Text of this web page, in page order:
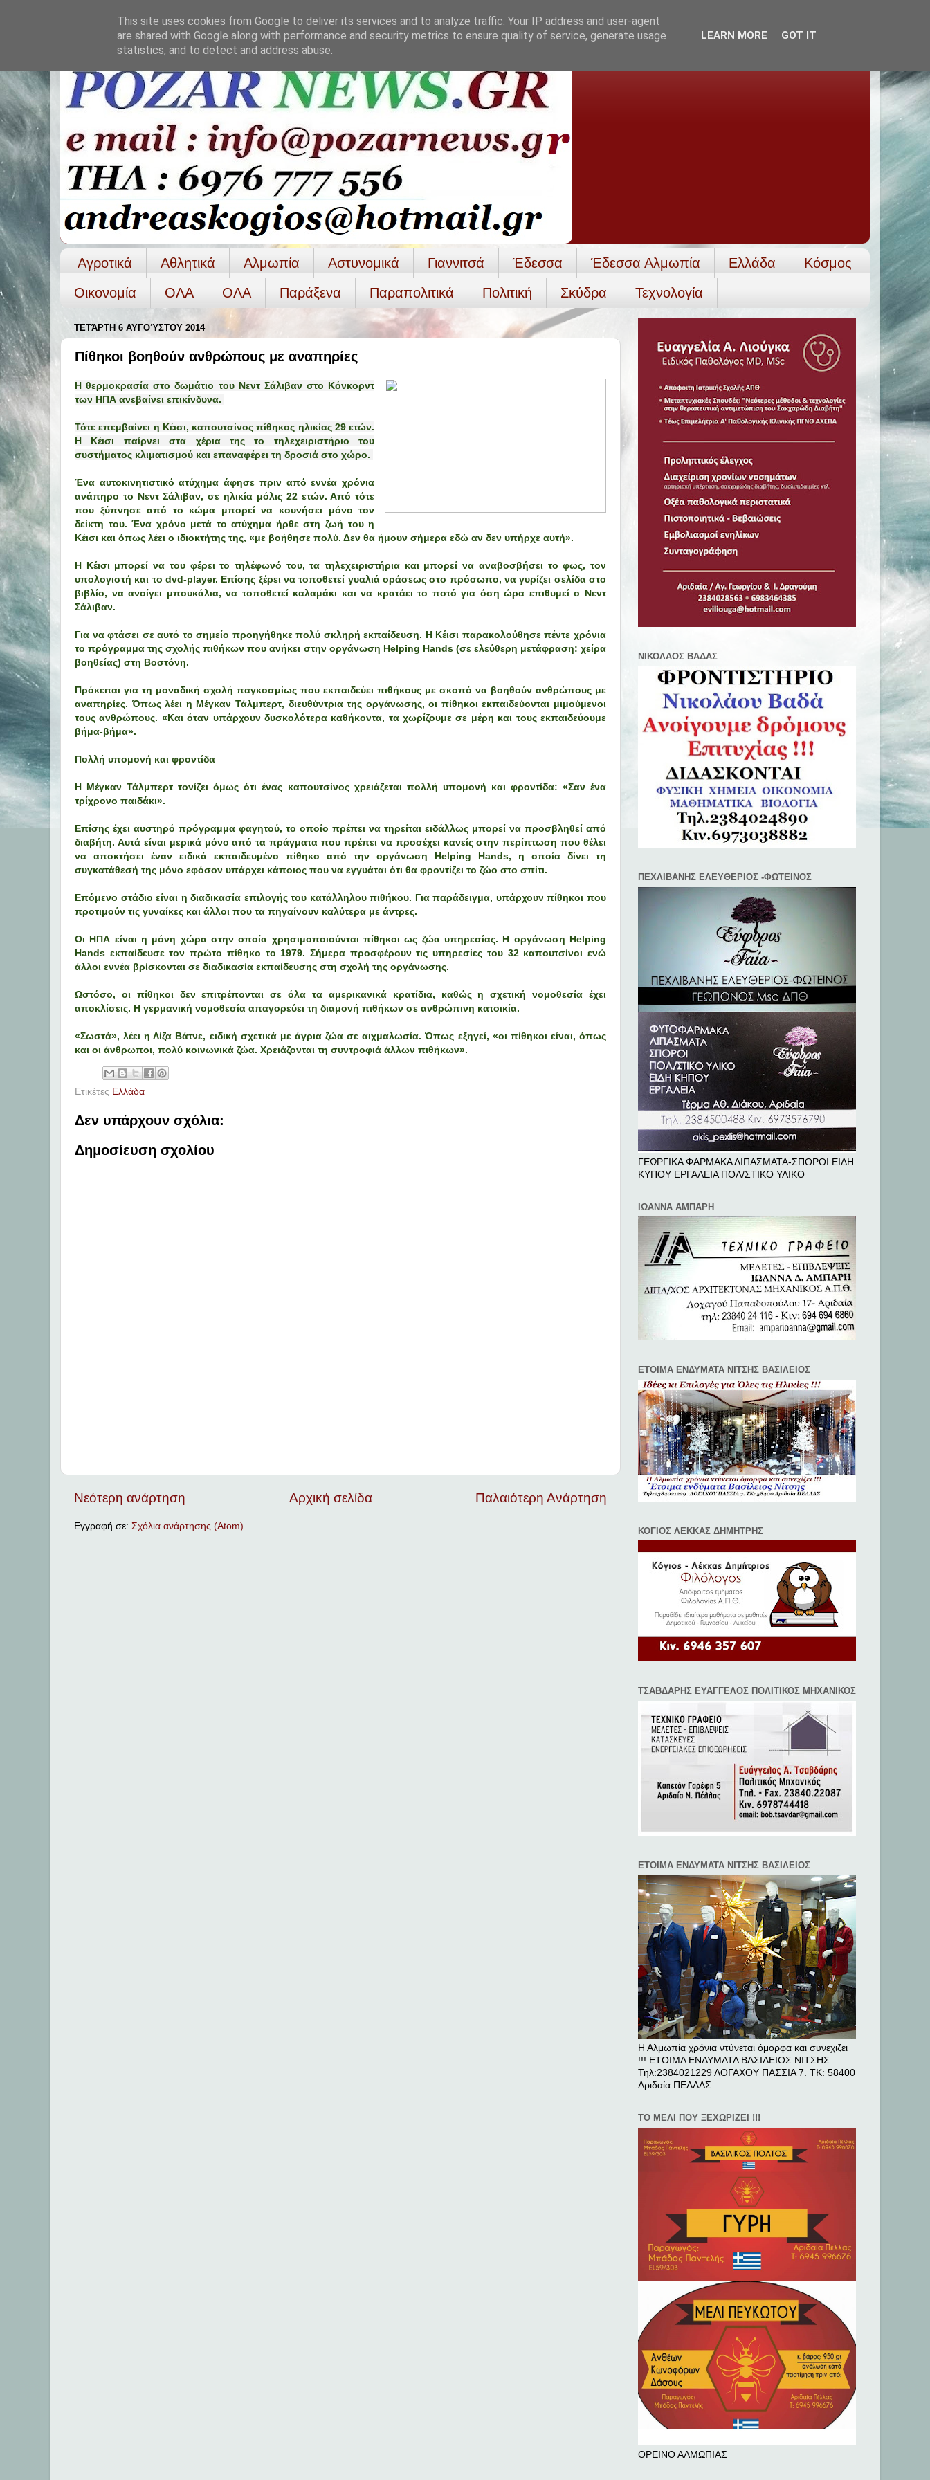
Αγροτικά Αθλητικά Αλμωπία Αστυνομικά Γιαννιτσά Έδεσσα Έδεσσα Αλμωπία Ελλάδα
Κόσμος
Οικονομία
ΟΛΑ ΟΛA Παράξενα Παραπολιτικά Πολιτική Σκύδρα Τεχνολογία
ΤΕΤΆΡΤΗ 6 ΑΥΓΟΎΣΤΟΥ 2014
Πίθηκοι βοηθούν ανθρώπους με αναπηρίες
Η θερμοκρασία στο δωμάτιο του Νεντ Σάλιβαν στο Κόνκορντ
των ΗΠΑ ανεβαίνει επικίνδυνα.
Τότε επεμβαίνει η Κέισι, καπουτσίνος πίθηκος ηλικίας 29 ετών.
Η Κέισι παίρνει στα χέρια της το τηλεχειριστήριο του
συστήματος κλιματισμού και επαναφέρει τη δροσιά στο χώρο.
Ένα αυτοκινητιστικό ατύχημα άφησε πριν από εννέα χρόνια
ανάπηρο το Νεντ Σάλιβαν, σε ηλικία μόλις 22 ετών. Από τότε
που ξύπνησε από το κώμα μπορεί να κουνήσει μόνο τον
δείκτη του. Ένα χρόνο μετά το ατύχημα ήρθε στη ζωή του η
Κέισι και όπως λέει ο ιδιοκτήτης της, «με βοήθησε πολύ. Δεν θα ήμουν σήμερα εδώ αν δεν υπήρχε αυτή».
Η Κέισι μπορεί να του φέρει το τηλέφωνό του, τα τηλεχειριστήρια και μπορεί να αναβοσβήσει το φως, τον
υπολογιστή και το dvd-player. Επίσης ξέρει να τοποθετεί γυαλιά οράσεως στο πρόσωπο, να γυρίζει σελίδα στο
βιβλίο, να ανοίγει μπουκάλια, να τοποθετεί καλαμάκι και να κρατάει το ποτό για όση ώρα επιθυμεί ο Νεντ
Σάλιβαν.
Για να φτάσει σε αυτό το σημείο προηγήθηκε πολύ σκληρή εκπαίδευση. Η Κέισι παρακολούθησε πέντε χρόνια
το πρόγραμμα της σχολής πιθήκων που ανήκει στην οργάνωση Helping Hands (σε ελεύθερη μετάφραση: χείρα
βοηθείας) στη Βοστόνη.
Πρόκειται για τη μοναδική σχολή παγκοσμίως που εκπαιδεύει πιθήκους με σκοπό να βοηθούν ανθρώπους με
αναπηρίες. Όπως λέει η Μέγκαν Τάλμπερτ, διευθύντρια της οργάνωσης, οι πίθηκοι εκπαιδεύονται μιμούμενοι
τους ανθρώπους. «Και όταν υπάρχουν δυσκολότερα καθήκοντα, τα χωρίζουμε σε μέρη και τους εκπαιδεύουμε
βήμα-βήμα».
Πολλή υπομονή και φροντίδα
Η Μέγκαν Τάλμπερτ τονίζει όμως ότι ένας καπουτσίνος χρειάζεται πολλή υπομονή και φροντίδα: «Σαν ένα
τρίχρονο παιδάκι».
Επίσης έχει αυστηρό πρόγραμμα φαγητού, το οποίο πρέπει να τηρείται ειδάλλως μπορεί να προσβληθεί από
διαβήτη. Αυτά είναι μερικά μόνο από τα πράγματα που πρέπει να προσέχει κανείς στην περίπτωση που θέλει
να αποκτήσει έναν ειδικά εκπαιδευμένο πίθηκο από την οργάνωση Helping Hands, η οποία δίνει τη
συγκατάθεσή της μόνο εφόσον υπάρχει κάποιος που να εγγυάται ότι θα φροντίζει το ζώο στο σπίτι.
Επόμενο στάδιο είναι η διαδικασία επιλογής του κατάλληλου πιθήκου. Για παράδειγμα, υπάρχουν πίθηκοι που
προτιμούν τις γυναίκες και άλλοι που τα πηγαίνουν καλύτερα με άντρες.
Οι ΗΠΑ είναι η μόνη χώρα στην οποία χρησιμοποιούνται πίθηκοι ως ζώα υπηρεσίας. Η οργάνωση Helping
Hands εκπαίδευσε τον πρώτο πίθηκο το 1979. Σήμερα προσφέρουν τις υπηρεσίες του 32 καπουτσίνοι ενώ
άλλοι εννέα βρίσκονται σε διαδικασία εκπαίδευσης στη σχολή της οργάνωσης.
Ωστόσο, οι πίθηκοι δεν επιτρέπονται σε όλα τα αμερικανικά κρατίδια, καθώς η σχετική νομοθεσία έχει
αποκλίσεις. Η γερμανική νομοθεσία απαγορεύει τη διαμονή πιθήκων σε ανθρώπινη κατοικία.
«Σωστά», λέει η Λίζα Βάτνε, ειδική σχετικά με άγρια ζώα σε αιχμαλωσία. Όπως εξηγεί, «οι πίθηκοι είναι, όπως
και οι άνθρωποι, πολύ κοινωνικά ζώα. Χρειάζονται τη συντροφιά άλλων πιθήκων».
Ετικέτες Ελλάδα
Δεν υπάρχουν σχόλια:
Δημοσίευση σχολίου
Νεότερη ανάρτηση Παλαιότερη Ανάρτηση
Αρχική σελίδα
Εγγραφή σε: Σχόλια ανάρτησης (Atom)
ΝΙΚΟΛΑΟΣ ΒΑΔΑΣ
ΠΕΧΛΙΒANΗΣ ΕΛΕΥΘΕΡΙΟΣ -ΦΩΤΕΙΝΟΣ
ΓΕΩΡΓΙΚΑ ΦΑΡΜΑΚΑ ΛΙΠΑΣΜΑΤΑ-ΣΠΟΡΟΙ ΕΙΔΗ
ΚΥΠΟΥ ΕΡΓΑΛΕΙΑ ΠΟΛ/ΣΤΙΚΟ ΥΛΙΚΟ
ΙΩΑΝΝΑ ΑΜΠΑΡΗ
ΕΤΟΙΜΑ ΕΝΔΥΜΑΤΑ ΝΙΤΣΗΣ ΒΑΣΙΛΕΙΟΣ
ΚΟΓΙΟΣ ΛΕΚΚΑΣ ΔΗΜΗΤΡΗΣ
ΤΣΑΒΔΑΡΗΣ ΕΥΑΓΓΕΛΟΣ ΠΟΛΙΤΙΚΟΣ ΜΗΧΑΝΙΚΟΣ
ΕΤΟΙΜΑ ΕΝΔΥΜΑΤΑ ΝΙΤΣΗΣ ΒΑΣΙΛΕΙΟΣ
Η Αλμωπία χρόνια ντύνεται όμορφα και συνεχιζει
!!! ΕΤΟΙΜΑ ΕΝΔΥΜΑΤΑ ΒΑΣΙΛΕΙΟΣ ΝΙΤΣΗΣ
Τηλ:2384021229 ΛΟΓΑΧΟΥ ΠΑΣΣΙΑ 7. ΤΚ: 58400
Αριδαία ΠΕΛΛAΣ
ΤΟ ΜΕΛΙ ΠΟΥ ΞΕΧΩΡΙΖΕΙ !!!
ΟΡΕΙΝΟ ΑΛΜΩΠΙΑΣ
This site uses cookies from Google to deliver its services and to analyze traffic. Your IP address and user-agent
are shared with Google along with performance and security metrics to ensure quality of service, generate usage
statistics, and to detect and address abuse.
LEARN MORE GOT IT